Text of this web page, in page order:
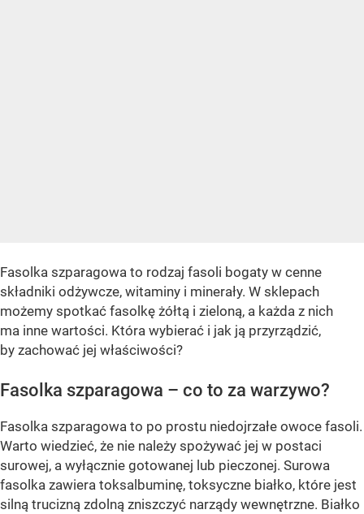
Fasolka szparagowa to rodzaj fasoli bogaty w cenne
składniki odżywcze, witaminy i minerały. W sklepach
możemy spotkać fasolkę żółtą i zieloną, a każda z nich
ma inne wartości. Która wybierać i jak ją przyrządzić,
by zachować jej właściwości?
Fasolka szparagowa – co to za warzywo?
Fasolka szparagowa to po prostu niedojrzałe owoce fasoli.
Warto wiedzieć, że nie należy spożywać jej w postaci
surowej, a wyłącznie gotowanej lub pieczonej. Surowa
fasolka zawiera toksalbuminę, toksyczne białko, które jest
silną trucizną zdolną zniszczyć narządy wewnętrzne. Białko